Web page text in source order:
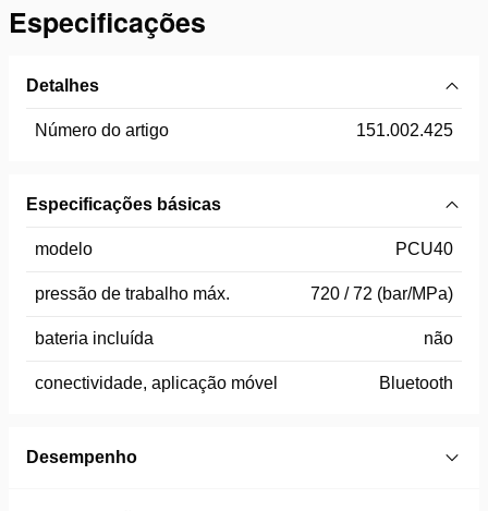
Especificações
Detalhes
Número do artigo 151.002.425
Especificações básicas
modelo PCU40
pressão de trabalho máx. 720 / 72 (bar/MPa)
bateria incluída não
conectividade, aplicação móvel Bluetooth
Desempenho